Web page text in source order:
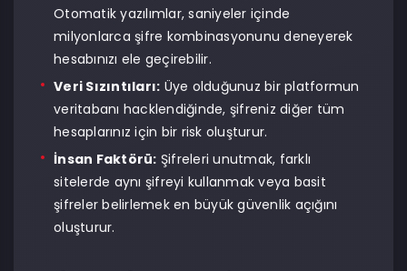
Otomatik yazılımlar, saniyeler içinde
milyonlarca şifre kombinasyonunu deneyerek
hesabınızı ele geçirebilir.
Veri Sızıntıları: Üye olduğunuz bir platformun
veritabanı hacklendiğinde, şifreniz diğer tüm
hesaplarınız için bir risk oluşturur.
İnsan Faktörü: Şifreleri unutmak, farklı
sitelerde aynı şifreyi kullanmak veya basit
şifreler belirlemek en büyük güvenlik açığını
oluşturur.